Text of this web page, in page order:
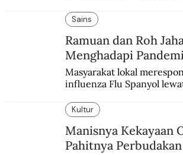
enam dekade lampau.
Sains
Ramuan dan Roh
Menghadapi Pandemi
Masyarakat lokal
influenza Flu Spanyol
Kultur
Manisnya Kekayaan
Pahitnya Perbudakan